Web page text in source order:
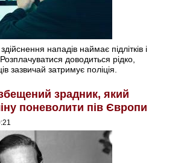
нападів наймає підлітків і
Розплачуватися доводиться рідко,
зазвичай затримує поліція.
зрадник, який
поневолити пів Європи